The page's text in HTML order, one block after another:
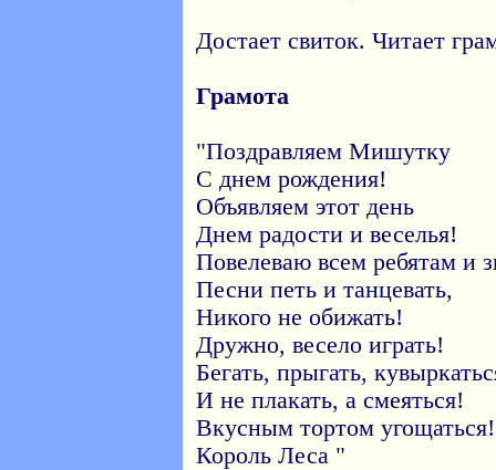
Достает свиток. Читает
Грамота
"Поздравляем Мишутку
С днем рождения!
Объявляем этот день
Днем радости и веселья!
Повелеваю всем ребятам и
Песни петь и танцевать,
Никого не обижать!
Дружно, весело играть!
Бегать, прыгать,
И не плакать, а смеяться!
Вкусным тортом угощаться!
Король Леса "